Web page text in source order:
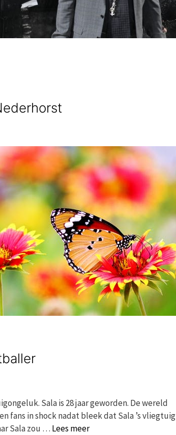
Sala is 28 jaar geworden. De wereld
fans in shock nadat bleek dat Sala ’s vliegtuig
Sala zou … Lees meer